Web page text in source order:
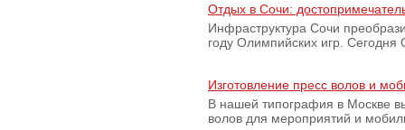
Отдых в Сочи:
Инфраструктура Сочи
году Олимпийских игр.
Изготовление пресс волов и
В нашей типография в Москве
волов для мероприятий и